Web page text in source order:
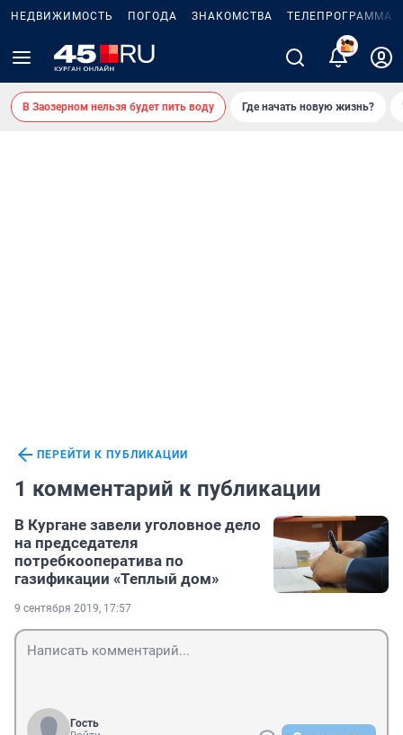
НЕДВИЖИМОСТЬ ПОГОДА ЗНАКОМСТВА ТЕЛЕПРОГРАММА
В Заозерном нельзя будет пить воду Где начать новую жизнь?
ПЕРЕЙТИ К ПУБЛИКАЦИИ
1 комментарий к публикации
В Кургане завели уголовное дело
на председателя
потребкооператива по
газификации «Теплый дом»
9 сентября 2019, 17:57
Гость